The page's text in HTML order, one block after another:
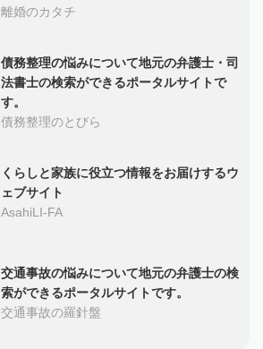
離婚のカタチ
債務整理の悩みについて地元の弁護士・司
法書士の検索ができるポータルサイトで
す。
債務整理のとびら
くらしと家族に役立つ情報をお届けするウ
ェブサイト
AsahiLI-FA
交通事故の悩みについて地元の弁護士の検
索ができるポータルサイトです。
交通事故の羅針盤